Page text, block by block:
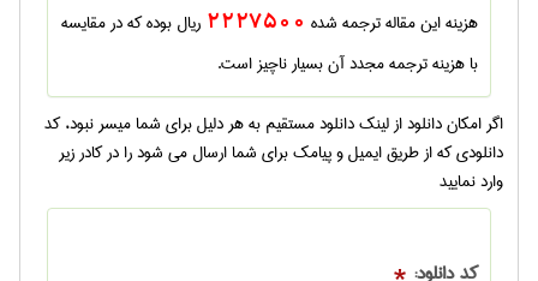
هزینه این مقاله ترجمه شده 2227500 ریال بوده که در مقایسه
با هزینه ترجمه مجدد آن بسیار ناچیز است.
اگر امکان دانلود از لینک دانلود مستقیم به هر دلیل برای شما میسر نبود، کد
دانلودی که از طریق ایمیل و پیامک برای شما ارسال می شود را در کادر زیر
وارد نمایید
کد دانلود: *